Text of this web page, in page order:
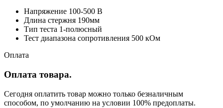
Напряжение 100-500 В
Длина стержня 190мм
Тип теста 1-полюсный
Тест диапазона сопротивления 500 кОм
Оплата
Оплата товара.
Сегодня оплатить товар можно только безналичным
способом, по умолчанию на условии 100% предоплаты.